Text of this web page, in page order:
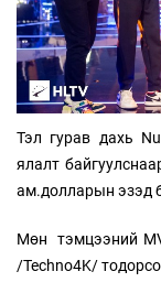
Тэл гурав дахь
ялалт
ам.долларын эзэд
Мөн тэмцээний
/Techno4K/